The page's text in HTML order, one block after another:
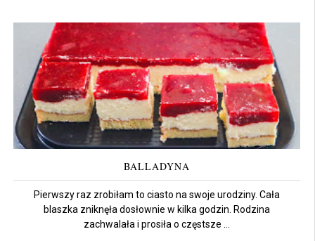
BALLADYNA
Pierwszy raz zrobiłam to ciasto na swoje urodziny. Cała
blaszka zniknęła dosłownie w kilka godzin. Rodzina
zachwalała i prosiła o częstsze ...